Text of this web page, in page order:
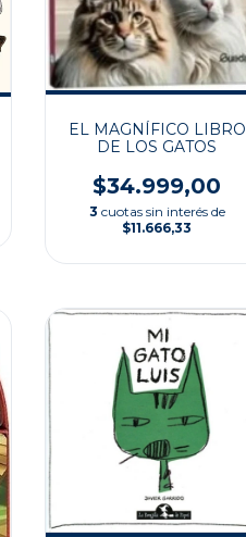
EL MAGNÍFICO LIBRO
DE LOS GATOS
$34.999,00
3 cuotas sin interés de
$11.666,33